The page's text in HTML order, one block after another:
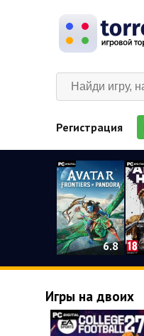
Регистрация
6.8
Игры на двоих